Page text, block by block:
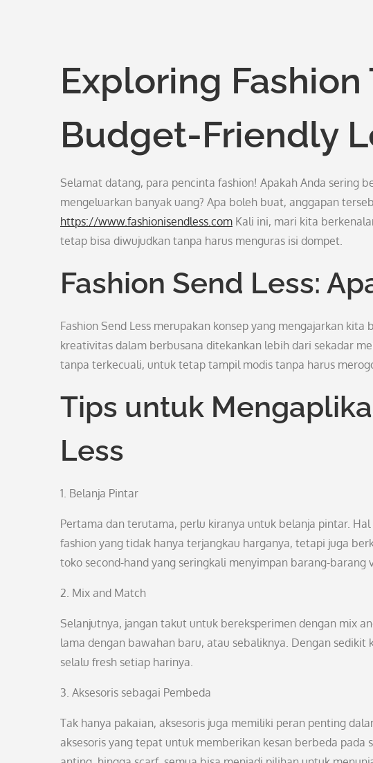
Exploring
Budget-Friendly
Selamat datang, para pencinta fashion! Apakah Anda sering
mengeluarkan banyak uang? Apa boleh buat, anggapan
https://www.fashionisendless.com Kali ini, mari kita
tetap bisa diwujudkan tanpa harus menguras isi dompet.
Fashion Send Less:
Fashion Send Less merupakan konsep yang mengajarkan
kreativitas dalam berbusana ditekankan lebih dari sekadar
tanpa terkecuali, untuk tetap tampil modis tanpa harus
Tips untuk
Less
1. Belanja Pintar
Pertama dan terutama, perlu kiranya untuk belanja pintar.
fashion yang tidak hanya terjangkau harganya, tetapi juga
toko second-hand yang seringkali menyimpan barang-barang
2. Mix and Match
Selanjutnya, jangan takut untuk bereksperimen dengan mix
lama dengan bawahan baru, atau sebaliknya. Dengan
selalu fresh setiap harinya.
3. Aksesoris sebagai Pembeda
Tak hanya pakaian, aksesoris juga memiliki peran penting
aksesoris yang tepat untuk memberikan kesan berbeda